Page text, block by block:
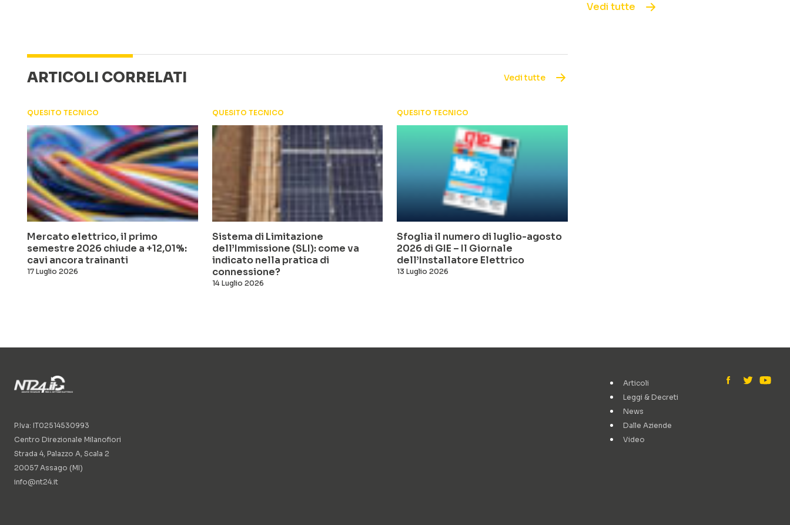
Vedi tutte
ARTICOLI CORRELATI Vedi tutte
QUESITO TECNICO
Mercato elettrico, il primo
semestre 2026 chiude a +12,01%:
cavi ancora trainanti
17 Luglio 2026
QUESITO TECNICO
Sistema di Limitazione
dell’Immissione (SLI): come va
indicato nella pratica di
connessione?
14 Luglio 2026
QUESITO TECNICO
Sfoglia il numero di luglio-agosto
2026 di GIE – Il Giornale
dell’Installatore Elettrico
13 Luglio 2026
P.Iva: IT02514530993
Centro Direzionale Milanofiori
Strada 4, Palazzo A, Scala 2
20057 Assago (MI)
info@nt24.it
Articoli
Leggi & Decreti
News
Dalle Aziende
Video